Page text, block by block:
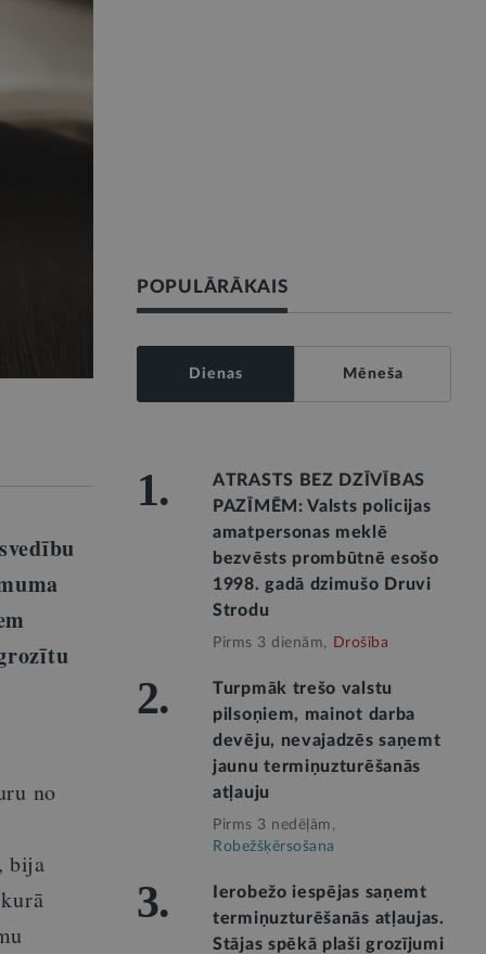
no
bija
POPULĀRĀKAIS
Dienas Mēneša
1.
ATRASTS BEZ DZĪVĪBAS
PAZĪMĒM: Valsts policijas
amatpersonas meklē
bezvēsts prombūtnē esošo
1998. gadā dzimušo Druvi
Strodu
Pirms 3 dienām, Drošība
2.
Turpmāk trešo valstu
pilsoņiem, mainot darba
devēju, nevajadzēs saņemt
jaunu termiņuzturēšanās
atļauju
Pirms 3 nedēļām,
Robežšķērsošana
3.
Ierobežo iespējas saņemt
termiņuzturēšanās atļaujas.
Stājas spēkā plaši grozījumi